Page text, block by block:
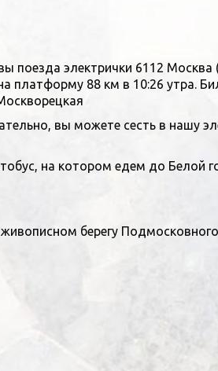
поезда электрички 6112
платформу 88 км в 10:26 утра.
вы можете сесть в нашу
на котором едем до Белой
берегу